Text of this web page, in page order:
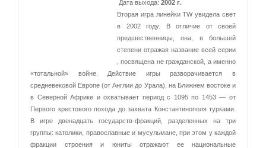
Дата выхода: 2002 г.
Вторая игра линейки TW увидела свет
в 2002 году. В отличие от своей
предшественницы, она, в большей
степени отражая название всей серии
, посвящена не гражданской, а именно
«тотальной» войне. Действие игры разворачивается в
средневековой Европе (от Англии до Урала), на Ближнем востоке и
в Северной Африке и охватывает период с 1095 по 1453 — от
Первого крестового похода до захвата Константинополя турками.
В игре двенадцать государств-фракций, разделенных на три
группы: католики, православные и мусульмане, при этом у каждой
фракции строения и юниты отражают ее национальные